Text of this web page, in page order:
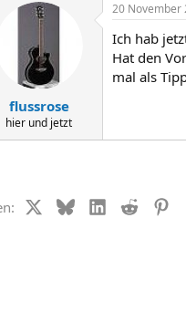
flussrose
hier und jetzt
20 November
Ich hab
Hat den
mal als
X (Twitter)
BlueskyLinkedIn
Reddit